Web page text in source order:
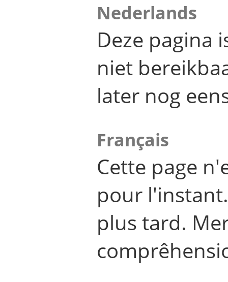
Nederlands
Deze pagina
niet
later nog
Français
Cette page
pour
plus tard.